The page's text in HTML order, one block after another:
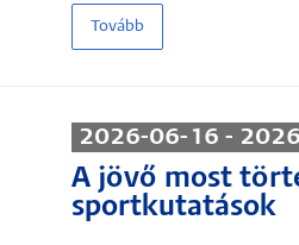
Tovább
2026-06-16 -
A jövő most
sportkutatások